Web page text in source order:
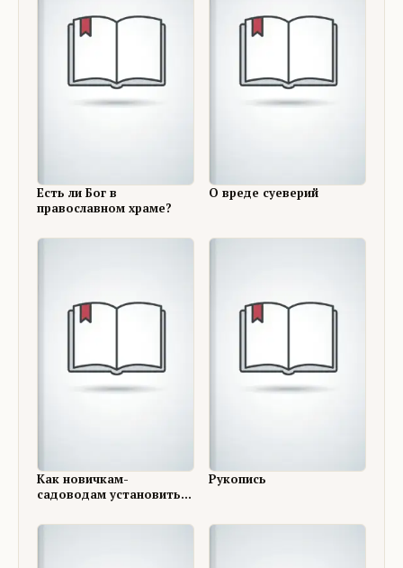
Есть ли Бог в
православном храме?
О вреде суеверий
Как новичкам-
садоводам установить
соседями
Рукопись